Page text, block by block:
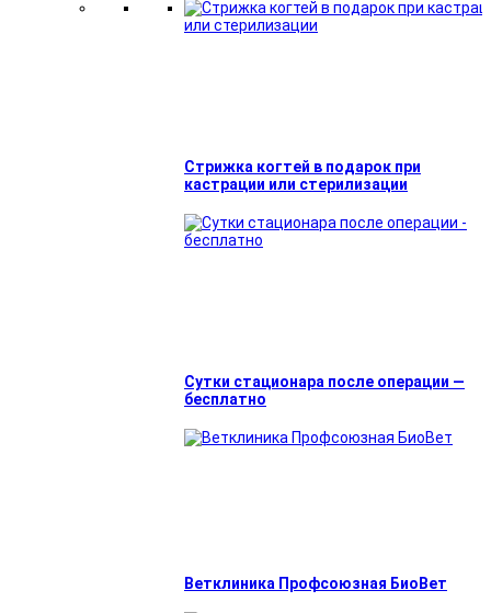
Стрижка когтей в подарок при
кастрации или стерилизации
Сутки стационара после операции —
бесплатно
Ветклиника Профсоюзная БиоВет